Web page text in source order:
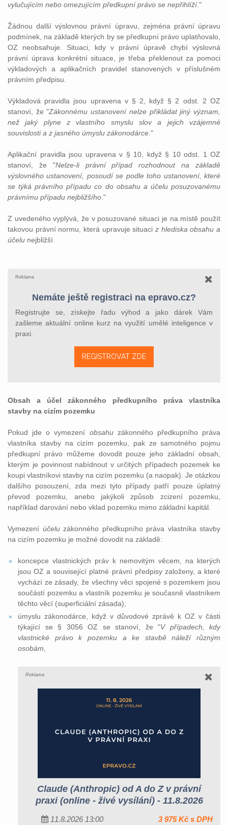
vylučujícím nebo omezujícím předkupní právo se nepřihlíží."
Žádnou další výslovnou právní úpravu, zejména právní úpravu
podmínek, na základě kterých by se předkupní právo uplatňovalo,
OZ neobsahuje. Situaci, kdy v právní úpravě chybí výslovná
právní úprava konkrétní situace, je třeba překlenout za pomoci
výkladových a aplikačních pravidel stanovených v příslušném
právním předpisu.
Výkladová pravidla jsou upravena v § 2, když § 2 odst. 2 OZ
stanoví, že "Zákonnému ustanovení nelze přikládat jiný význam,
než jaký plyne z vlastního smyslu slov a jejich vzájemné
souvislosti a z jasného úmyslu zákonodárce ."
Aplikační pravidla jsou upravena v § 10, když § 10 odst. 1 OZ
stanoví, že "Nelze-li právní případ rozhodnout na základě
výslovného ustanovení, posoudí se podle toho ustanovení, které
se týká právního případu co do obsahu a účelu posuzovanému
právnímu případu nejbližšího ."
Z uvedeného vyplývá, že v posuzované situaci je na místě použít
takovou právní normu, která upravuje situaci z hlediska obsahu a
účelu nejbližší.
Reklama
Nemáte ještě registraci na epravo.cz?
Registrujte se, získejte řadu výhod a jako dárek Vám
zašleme aktuální online kurz na využití umělé inteligence v
praxi.
REGISTROVAT ZDE
Obsah a účel zákonného předkupního práva vlastníka
stavby na cizím pozemku
Pokud jde o vymezení obsahuzákonného předkupního práva
vlastníka stavby na cizím pozemku, pak ze samotného pojmu
předkupní právo můžeme dovodit pouze jeho základní obsah,
kterým je povinnost nabídnout v určitých případech pozemek ke
koupi vlastníkovi stavby na cizím pozemku (a naopak). Je otázkou
dalšího posouzení, zda mezi tyto případy patří pouze úplatný
převod pozemku, anebo jakýkoli způsob zcizení pozemku,
například darování nebo vklad pozemku mimo základní kapitál.
Vymezení účeluzákonného předkupního práva vlastníka stavby
na cizím pozemku je možné dovodit na základě:
koncepce vlastnických práv k nemovitým věcem, na kterých
jsou OZ a související platné právní předpisy založeny, a které
vychází ze zásady, že všechny věci spojené s pozemkem jsou
součástí pozemku a vlastník pozemku je současně vlastníkem
těchto věcí (superficiální zásada);
úmyslu zákonodárce, když v důvodové zprávě k OZ v části
týkající se § 3056 OZ se stanoví, že "V případech, kdy
vlastnické právo k pozemku a ke stavbě náleží různým
osobám,
Reklama
Claude (Anthropic) od A do Z v právní
praxi (online - živé vysílání) - 11.8.2026
11.8.2026 13:00 3 975 Kč s DPH